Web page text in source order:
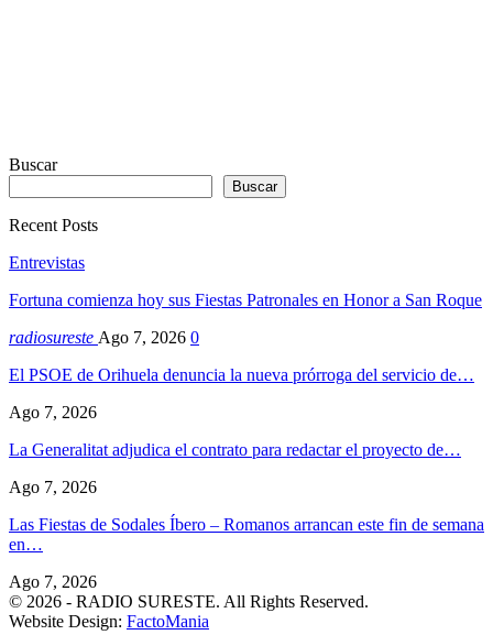
Buscar
Buscar
Recent Posts
Entrevistas
Fortuna comienza hoy sus Fiestas Patronales en Honor a San Roque
radiosureste Ago 7, 2026 0
El PSOE de Orihuela denuncia la nueva prórroga del servicio de…
Ago 7, 2026
La Generalitat adjudica el contrato para redactar el proyecto de…
Ago 7, 2026
Las Fiestas de Sodales Íbero – Romanos arrancan este fin de semana
en…
Ago 7, 2026
© 2026 - RADIO SURESTE. All Rights Reserved.
Website Design: FactoMania